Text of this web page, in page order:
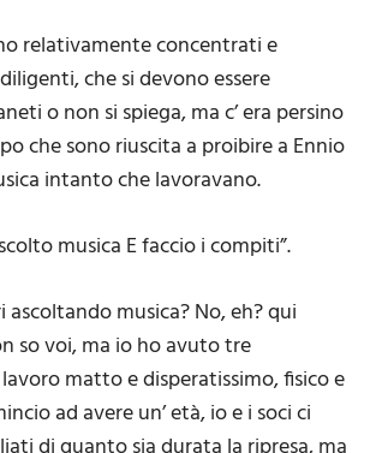
relativamente concentrati e
che si devono essere
o non si spiega, ma c’ era persino
che sono riuscita a proibire a Ennio
intanto che lavoravano.
musica E faccio i compiti”.
ascoltando musica? No, eh? qui
so voi, ma io ho avuto tre
matto e disperatissimo, fisico e
ad avere un’ età, io e i soci ci